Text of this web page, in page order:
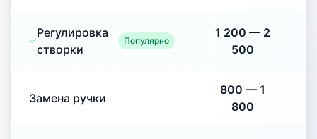
Регулировка
створки
Популярно
1 200 — 2
500
Замена ручки
800 — 1
800